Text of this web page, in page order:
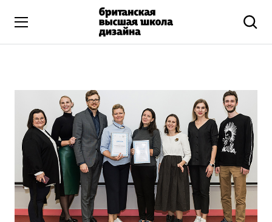
Искусство и дизайн
Подготовительные курсы
Бизнес и маркетинг
Все программы
Дополнительное образование
Коммуникационный и цифровой дизайн